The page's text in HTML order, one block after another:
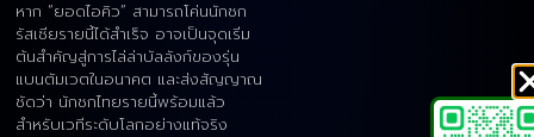
หาก “ยอดไอคิว” สามารถโค่นนักชก
รัสเซียรายนี้ได้สำเร็จ อาจเป็นจุดเริ่ม
ต้นสำคัญสู่การไล่ล่าบัลลังก์ของรุ่น
แบนตัมเวตในอนาคต และส่งสัญญาณ
ชัดว่า นักชกไทยรายนี้พร้อมแล้ว
สำหรับเวทีระดับโลกอย่างแท้จริง